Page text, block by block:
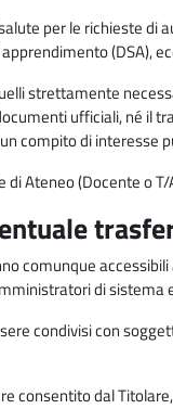
per le richieste
(DSA),
strettamente
ufficiali, né il
compito di interesse
Ateneo (Docente o
comunque
di
condivisi con
consentito dal